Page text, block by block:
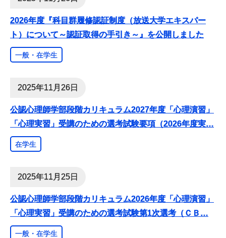
2026年度『科目群履修認証制度（放送大学エキスパー
ト）について～認証取得の手引き～』を公開しました
一般・在学生
2025年11月26日
公認心理師学部段階カリキュラム2027年度「心理演習」
「心理実習」受講のための選考試験要項（2026年度実…
在学生
2025年11月25日
公認心理師学部段階カリキュラム2026年度「心理演習」
「心理実習」受講のための選考試験第1次選考（ＣＢ …
一般・在学生